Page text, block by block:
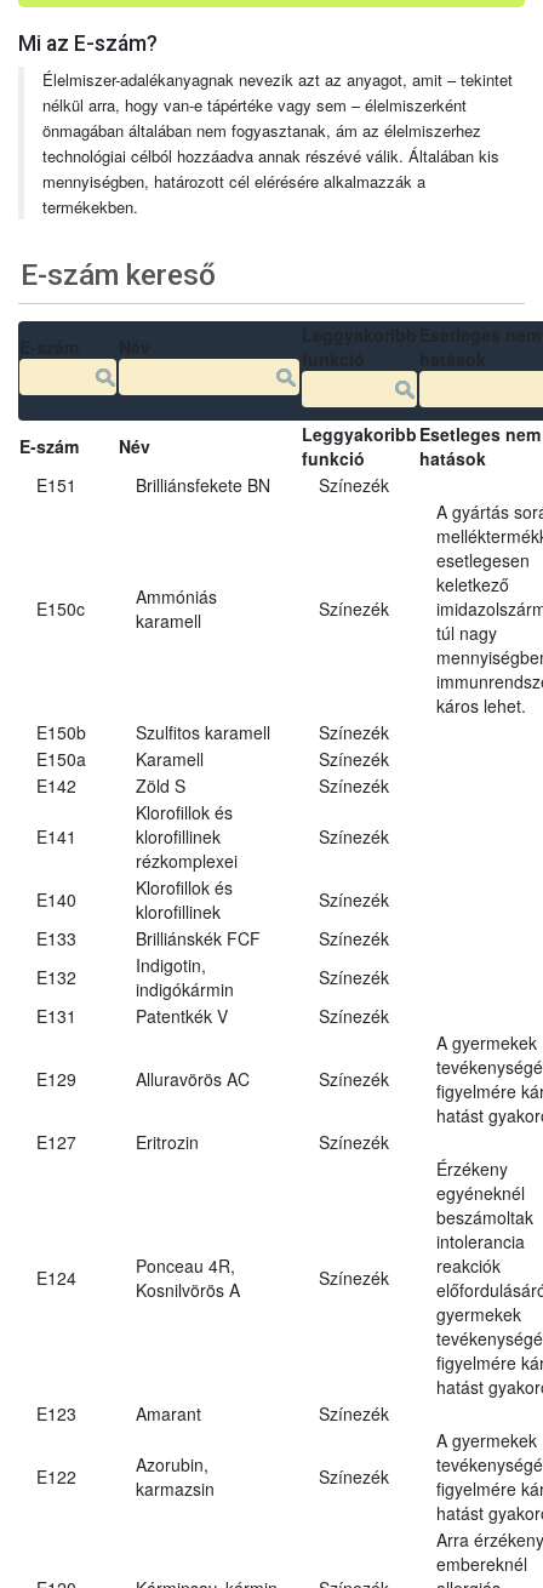
Mi az E-szám?
Élelmiszer-adalékanyagnak nevezik azt az anyagot, amit – tekintet
nélkül arra, hogy van-e tápértéke vagy sem – élelmiszerként
önmagában általában nem fogyasztanak, ám az élelmiszerhez
technológiai célból hozzáadva annak részévé válik. Általában kis
mennyiségben, határozott cél elérésére alkalmazzák a
termékekben.
E-szám kereső
E-szám Név
Leggyakoribb
funkció
Esetleges
hatások
E151
Brilliánsfekete BN Színezék
E150c
Ammóniás
karamell
Színezék
A gyártás
esetlegesen
keletkező
túl nagy
káros lehet.
E150b
Szulfitos karamell
Színezék
E150a
Karamell
Színezék
E142
Zöld S Színezék
E141
Klorofillok és
klorofillinek
rézkomplexei
Színezék
E140
Klorofillok és
klorofillinek
Színezék
E133
Brilliánskék FCF
Színezék
E132
Indigotin,
indigókármin
Színezék
E131
Patentkék V Színezék
E129 Alluravörös AC Színezék
A gyermekek
figyelmére
hatást
E127
Eritrozin Színezék
E124
Ponceau 4R,
Kosnilvörös A
Színezék
Érzékeny
egyéneknél
beszámoltak
intolerancia
reakciók
gyermekek
figyelmére
hatást
E123
Amarant Színezék
E122
Azorubin,
karmazsin
Színezék
A gyermekek
figyelmére
hatást
Arra érzékeny
embereknél